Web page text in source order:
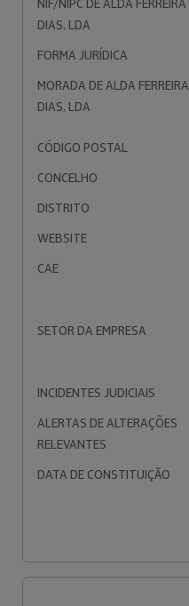
NIF/NIPC DE ALDA FERREIRA
DIAS, LDA
FORMA JURÍDICA
MORADA DE ALDA FERREIRA
DIAS, LDA
CÓDIGO POSTAL
CONCELHO
DISTRITO
WEBSITE
CAE
SETOR DA EMPRESA
INCIDENTES JUDICIAIS
ALERTAS DE ALTERAÇÕES
RELEVANTES
DATA DE CONSTITUIÇÃO